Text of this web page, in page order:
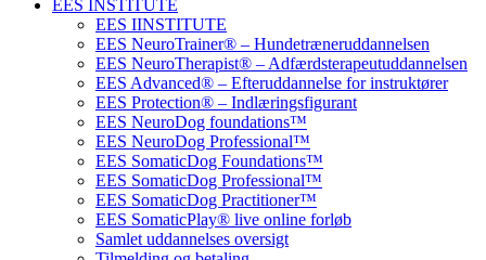
EES INSTITUTE
EES IINSTITUTE
EES NeuroTrainer® – Hundetræneruddannelsen
EES NeuroTherapist® – Adfærdsterapeutuddannelsen
EES Advanced® – Efteruddannelse for instruktører
EES Protection® – Indlæringsfigurant
EES NeuroDog foundations™
EES NeuroDog Professional™
EES SomaticDog Foundations™
EES SomaticDog Professional™
EES SomaticDog Practitioner™
EES SomaticPlay® live online forløb
Samlet uddannelses oversigt